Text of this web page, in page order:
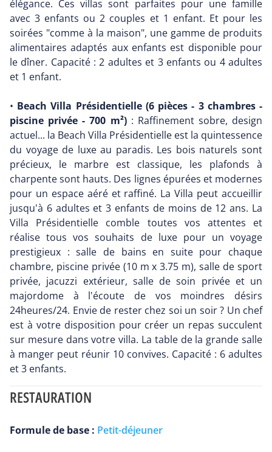
élégance. Ces villas sont parfaites pour une famille
avec 3 enfants ou 2 couples et 1 enfant. Et pour les
soirées "comme à la maison", une gamme de produits
alimentaires adaptés aux enfants est disponible pour
le dîner. Capacité : 2 adultes et 3 enfants ou 4 adultes
et 1 enfant.
• Beach Villa Présidentielle (6 pièces - 3 chambres -
piscine privée - 700 m²): Raffinement sobre, design
actuel... la Beach Villa Présidentielle est la quintessence
du voyage de luxe au paradis. Les bois naturels sont
précieux, le marbre est classique, les plafonds à
charpente sont hauts. Des lignes épurées et modernes
pour un espace aéré et raffiné. La Villa peut accueillir
jusqu'à 6 adultes et 3 enfants de moins de 12 ans. La
Villa Présidentielle comble toutes vos attentes et
réalise tous vos souhaits de luxe pour un voyage
prestigieux : salle de bains en suite pour chaque
chambre, piscine privée (10 m x 3.75 m), salle de sport
privée, jacuzzi extérieur, salle de soin privée et un
majordome à l'écoute de vos moindres désirs
24heures/24. Envie de rester chez soi un soir ? Un chef
est à votre disposition pour créer un repas succulent
sur mesure dans votre villa. La table de la grande salle
à manger peut réunir 10 convives. Capacité : 6 adultes
et 3 enfants.
RESTAURATION
Formule de base : Petit-déjeuner